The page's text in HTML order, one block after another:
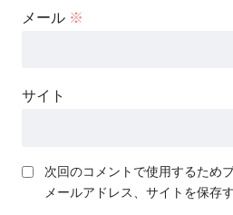
メール ※
サイト
次回のコメントで使用するため
メールアドレス、サイトを保存す